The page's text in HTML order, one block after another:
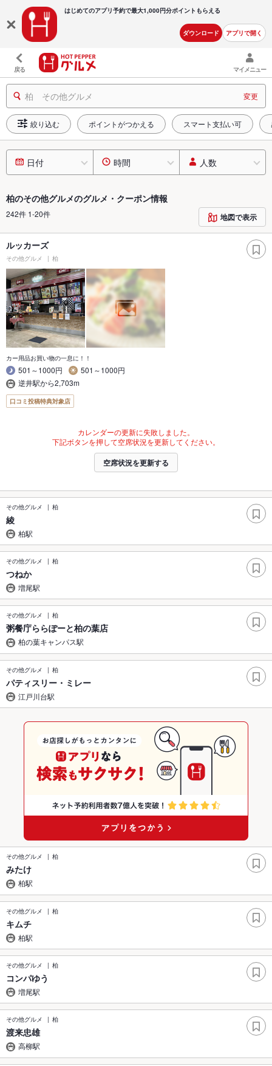
はじめてのアプリ予約で最大1,000円分ポイントもらえる
ダウンロード アプリで開く
戻る マイメニュー
柏 その他グルメ 変更
絞り込む ポイントがつかえる スマート支払い可
日付 時間 人数
柏のその他グルメのグルメ・クーポン情報
242件 1-20件 地図で表示
ルッカーズ
その他グルメ 柏
カー用品お買い物の一息に！！
501～1000円
501～1000円
逆井駅から2,703m
口コミ投稿特典対象店
カレンダーの更新に失敗しました。
下記ボタンを押して空席状況を更新してください。
空席状況を更新する
その他グルメ 柏
綾
柏駅
その他グルメ 柏
つねか
増尾駅
その他グルメ 柏
粥餐庁ららぽーと柏の葉店
柏の葉キャンパス駅
その他グルメ 柏
パティスリー・ミレー
江戸川台駅
その他グルメ 柏
みたけ
柏駅
その他グルメ 柏
キムチ
柏駅
その他グルメ 柏
コンパゆう
増尾駅
その他グルメ 柏
渡来忠雄
高柳駅